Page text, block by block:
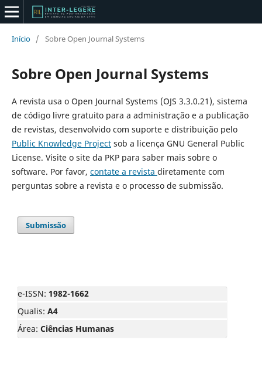
Início / Sobre Open Journal Systems
Sobre Open Journal Systems
A revista usa o Open Journal Systems (OJS 3.3.0.21), sistema
de código livre gratuito para a administração e a publicação
de revistas, desenvolvido com suporte e distribuição pelo
Public Knowledge Projectsob a licença GNU General Public
License. Visite o site da PKP para saber mais sobre o
software. Por favor, contate a revista diretamente com
perguntas sobre a revista e o processo de submissão.
Submissão
e-ISSN: 1982-1662
Qualis: A4
Área: Ciências Humanas